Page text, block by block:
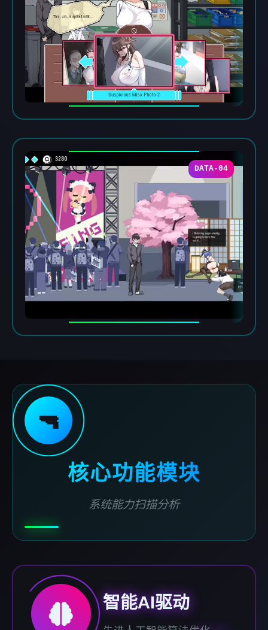
DATA-04
🔫
核心功能模块
系统能力扫描分析
智能AI驱动